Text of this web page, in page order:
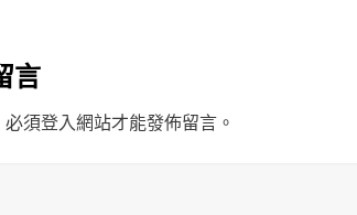
言
必須登入網站才能發佈留言。